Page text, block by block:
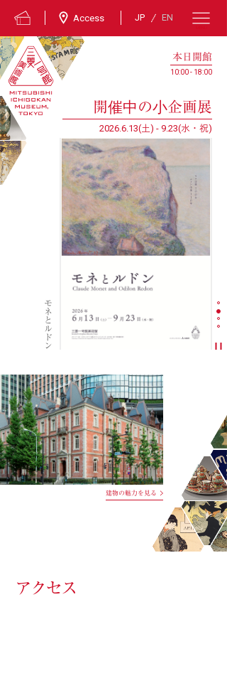
Access JP EN
本日開館
10:00 - 18:00
“
カ
フ
ェ
”
に
集
う
芸
術
家
―
印
象
派
か
ら
ゴ
ッ
ホ
、
ロ
ー
ト
レ
ッ
ク
、
ピ
カ
ソ
ま
開催中の小企画展
2026.6.13(土) - 9.23(水・祝)
モネとルドン
フ
ォ
ン
タ
ネ
ー
ジ
―
―
イ
タ
リ
ア
の
光
・
心
の
風
モ
ン
マ
ル
ト
ル
：
ロ
ー
ト
レ
ッ
ク
、
シ
ュ
ザ
ン
ヌ
・
ヴ
ァ
ラ
ド
ン
と
パ
リ
の
知
ら
れ
ざ
る
画
家
た
ち
（
仮
称
建物の魅力を見る
アクセス